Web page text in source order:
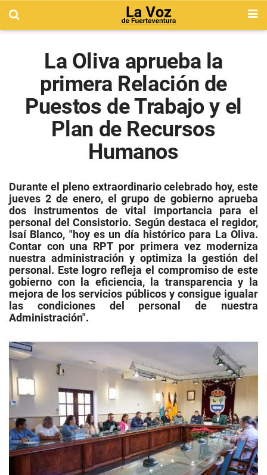
La Oliva aprueba la
primera Relación de
Puestos de Trabajo y el
Plan de Recursos
Humanos
Durante el pleno extraordinario celebrado hoy, este
jueves 2 de enero, el grupo de gobierno aprueba
dos instrumentos de vital importancia para el
personal del Consistorio. Según destaca el regidor,
Isaí Blanco, "hoy es un día histórico para La Oliva.
Contar con una RPT por primera vez moderniza
nuestra administración y optimiza la gestión del
personal. Este logro refleja el compromiso de este
gobierno con la eficiencia, la transparencia y la
mejora de los servicios públicos y consigue igualar
las condiciones del personal de nuestra
Administración".